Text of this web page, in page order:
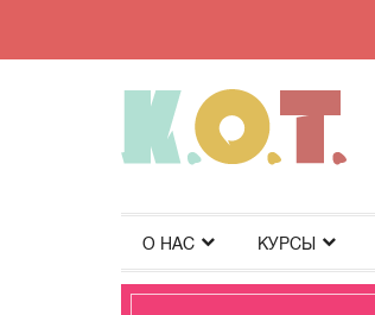
О НАС КУРСЫ